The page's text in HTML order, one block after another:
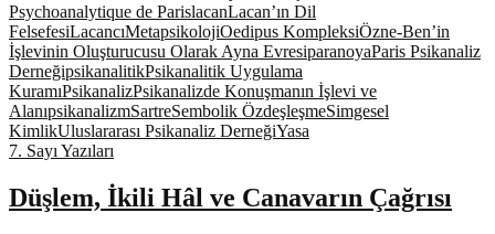
Psychoanalytique de ParislacanLacan’ın Dil
FelsefesiLacancıMetapsikolojiOedipus KompleksiÖzne-Ben’in
İşlevinin Oluşturucusu Olarak Ayna EvresiparanoyaParis Psikanaliz
DerneğipsikanalitikPsikanalitik Uygulama
KuramıPsikanalizPsikanalizde Konuşmanın İşlevi ve
AlanıpsikanalizmSartreSembolik ÖzdeşleşmeSimgesel
KimlikUluslararası Psikanaliz DerneğiYasa
7. Sayı Yazıları
Düşlem, İkili Hâl ve Canavarın Çağrısı